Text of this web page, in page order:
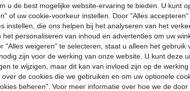
Nuttig (0)
Bekijken
u de best mogelijke website-ervaring te bieden. U kunt
of uw cookie-voorkeur instellen. Door "Alles
instellen, die ons helpen bij het analyseren van het
het personaliseren van inhoud en advertenties om uw
"Alles weigeren" te selecteren, staat u alleen het gebruik
zijn voor de werking van onze website. U kunt deze
te wijzigen, maar dit kan van invloed zijn op de
de cookies die we gebruiken en om uw optionele
beheren". Voor meer informatie over hoe we de